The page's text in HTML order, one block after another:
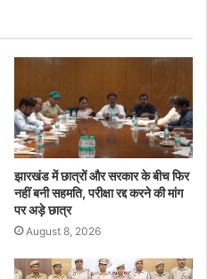
झारखंड में छात्रों और सरकार के बीच फिर
नहीं बनी सहमति, परीक्षा रद्द करने की मांग
पर अड़े छात्र
August 8, 2026